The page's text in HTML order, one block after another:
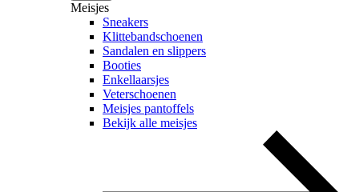
Meisjes
Sneakers
Klittebandschoenen
Sandalen en slippers
Booties
Enkellaarsjes
Veterschoenen
Meisjes pantoffels
Bekijk alle meisjes